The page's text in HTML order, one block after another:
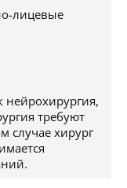
лицевые
нейрохирургия,
требуют
случае хирург